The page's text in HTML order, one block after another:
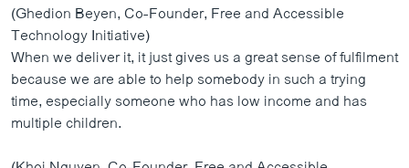
(Ghedion Beyen, Co-Founder, Free and Accessible
Technology Initiative)
When we deliver it, it just gives us a great sense of fulfilment
because we are able to help somebody in such a trying
time, especially someone who has low income and has
multiple children.